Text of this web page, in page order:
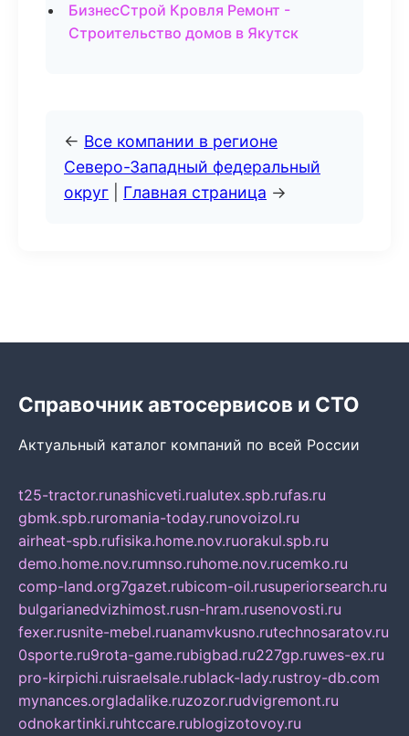
БизнесСтрой Кровля Ремонт -
Строительство домов в Якутск
← Все компании в регионе
Северо-Западный федеральный
округ
Главная страница →
Справочник автосервисов и СТО
Актуальный каталог компаний по всей России
t25-tractor.runashicveti.rualutex.spb.rufas.ru
gbmk.spb.ruromania-today.runovoizol.ru
airheat-spb.rufisika.home.nov.ruorakul.spb.ru
demo.home.nov.rumnso.ruhome.nov.rucemko.ru
comp-land.org7gazet.rubicom-oil.rusuperiorsearch.ru
bulgarianedvizhimost.rusn-hram.rusenovosti.ru
fexer.rusnite-mebel.ruanamvkusno.rutechnosaratov.ru
0sporte.ru9rota-game.rubigbad.ru227gp.ruwes-ex.ru
pro-kirpichi.ruisraelsale.rublack-lady.rustroy-db.com
mynances.orgladalike.ruzozor.rudvigremont.ru
odnokartinki.ruhtccare.rublogizotovoy.ru